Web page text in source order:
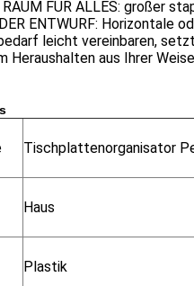
RAUM FÜR ALLES: großer
ENTWURF:
leicht vereinbaren,
Heraushalten aus Ihrer
Tischplattenorganisator
Haus
Plastik